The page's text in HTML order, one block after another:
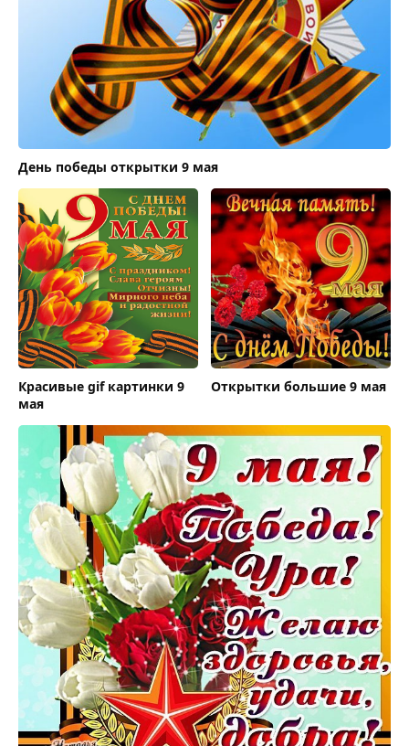
День победы открытки 9 мая
Красивые gif картинки 9
мая
Открытки большие 9 мая